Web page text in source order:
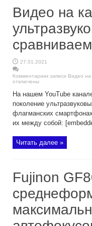
Видео на
27.01.2021
Комментариик записи Видео на
отключены
На нашем YouTube
поколение
флагманских
их между собой:
Читать далее »
Fujinon